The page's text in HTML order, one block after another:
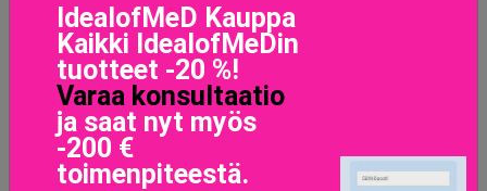
pcs)
44 EUR
LISÄTIETOJA
IdealofMeD Kauppa
Kaikki IdealofMeDin
tuotteet -20 %!
Varaa konsultaatio
ja saat nyt myös
-200 €
toimenpiteestä.